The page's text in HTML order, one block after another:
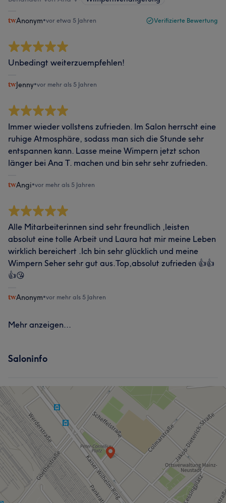
Anonym•vor etwa 5 Jahren Verifizierte Bewertung
Unbedingt weiterzuempfehlen!
Jenny•vor mehr als 5 Jahren
Immer wieder vollstens zufrieden. Im Salon herrscht eine
ruhige Atmosphäre, sodass man sich die Stunde sehr
entspannen kann. Lasse meine Wimpern jetzt schon
länger bei Ana T. machen und bin sehr sehr zufrieden.
Angi•vor mehr als 5 Jahren
Alle Mitarbeiterinnen sind sehr freundlich ,leisten
absolut eine tolle Arbeit und Laura hat mir meine Leben
wirklich bereichert .Ich bin sehr glücklich und meine
Wimpern Seher sehr gut aus.Top,absolut zufrieden 👍👍
👍😘
Anonym•vor mehr als 5 Jahren
Mehr anzeigen...
Saloninfo